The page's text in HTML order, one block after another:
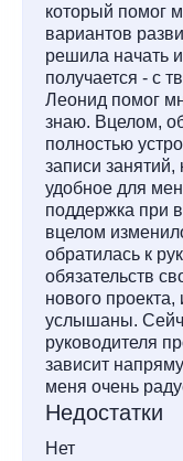
который помог
вариантов
решила начать
получается - с
Леонид помог
знаю. Вцелом,
полностью
записи
удобное для
поддержка при
вцелом
обратилась к
обязательств
нового
услышаны.
руководителя
зависит
меня очень
Недостатки
Нет